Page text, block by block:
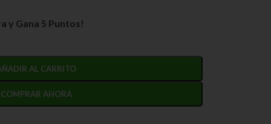
y Gana 5 Puntos!
AL CARRITO
COMPRAR AHORA